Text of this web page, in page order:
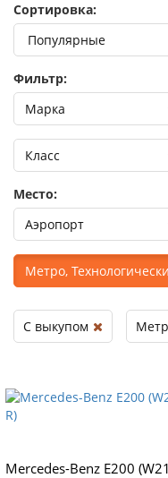
Mercedes-Benz E200
Сортировка:
Фильтр:
Марка
Класс
Место:
Аэропорт
Метро,
С выкупом